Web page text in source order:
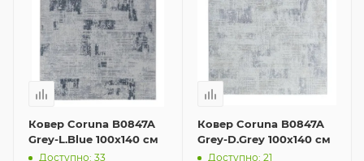
Ковер Coruna B0847A
Grey-L.Blue 100x140 см
Доступно: 33
Ковер Coruna B0847A
Grey-D.Grey 100x140 см
Доступно: 21